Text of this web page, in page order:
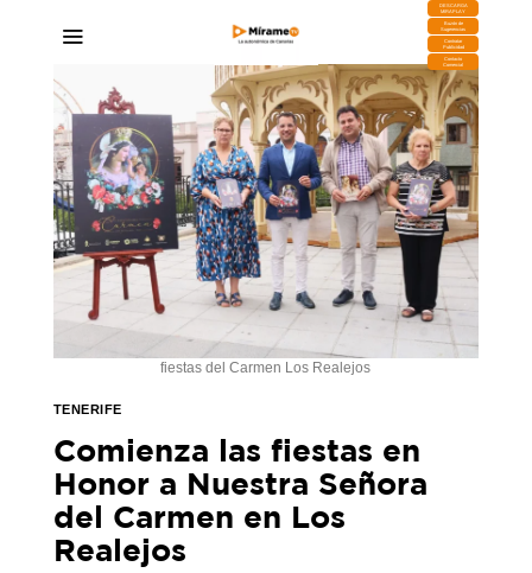
DESCARGA
MIRAPLAY
Buzón de
Sugerencias
Contratar
Publicidad
Contacto
Comercial
fiestas del Carmen Los Realejos
TENERIFE
Comienza las fiestas en
Honor a Nuestra Señora
del Carmen en Los
Realejos